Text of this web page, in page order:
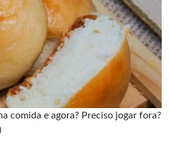
comida e agora? Preciso jogar fora?